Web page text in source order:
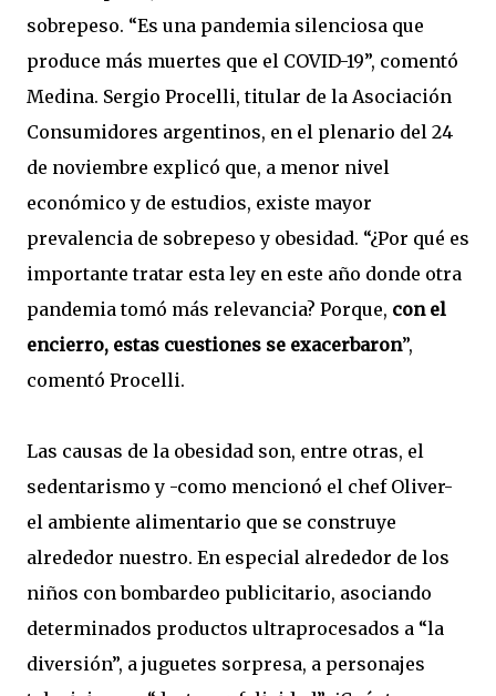
sobrepeso. “Es una pandemia silenciosa que
produce más muertes que el COVID-19”, comentó
Medina. Sergio Procelli, titular de la Asociación
Consumidores argentinos, en el plenario del 24
de noviembre explicó que, a menor nivel
económico y de estudios, existe mayor
prevalencia de sobrepeso y obesidad. “¿Por qué es
importante tratar esta ley en este año donde otra
pandemia tomó más relevancia? Porque, con el
encierro, estas cuestiones se exacerbaron”,
comentó Procelli.
Las causas de la obesidad son, entre otras, el
sedentarismo y -como mencionó el chef Oliver-
el ambiente alimentario que se construye
alrededor nuestro. En especial alrededor de los
niños con bombardeo publicitario, asociando
determinados productos ultraprocesados a “la
diversión”, a juguetes sorpresa, a personajes